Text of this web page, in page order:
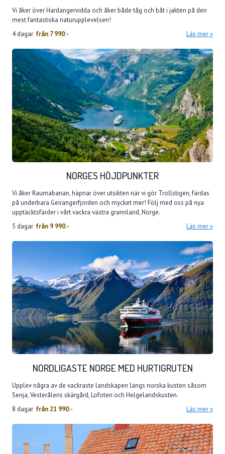
Vi åker över Hardangervidda och åker både tåg och båt i jakten på den
mest fantastiska naturupplevelsen!
4 dagar från 7 990:- Läs mer
NORGES HÖJDPUNKTER
Vi åker Raumabanan, häpnar över utsikten när vi gör Trollstigen, färdas
på underbara Geirangerfjorden och mycket mer! Följ med oss på nya
upptäcktsfärder i vårt vackra västra grannland, Norge.
5 dagar från 9 990:- Läs mer
NORDLIGASTE NORGE MED HURTIGRUTEN
Upplev några av de vackraste landskapen längs norska kusten såsom
Senja, Vesterålens skärgård, Lofoten och Helgelandskusten.
8 dagar från 21 990:- Läs mer